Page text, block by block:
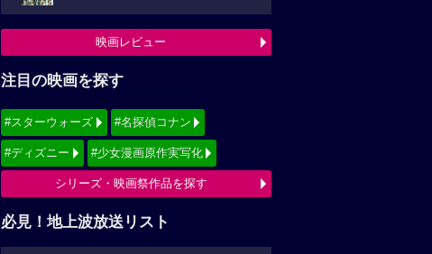
映画レビュー
注目の映画を探す
#スターウォーズ #名探偵コナン
#ディズニー #少女漫画原作実写化
シリーズ・映画祭作品を探す
必見！地上波放送リスト